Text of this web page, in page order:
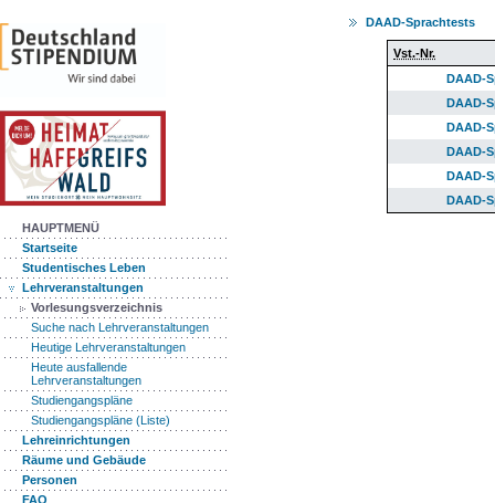
HAUPTMENÜ
Startseite
Studentisches Leben
Lehrveranstaltungen
Vorlesungsverzeichnis
Suche nach Lehrveranstaltungen
Heutige Lehrveranstaltungen
Heute ausfallende
Lehrveranstaltungen
Studiengangspläne
Studiengangspläne (Liste)
Lehreinrichtungen
Räume und Gebäude
Personen
FAQ
DAAD-Sprachtests
Vst.-Nr.
DAAD-
DAAD-
DAAD-
DAAD-
DAAD-
DAAD-